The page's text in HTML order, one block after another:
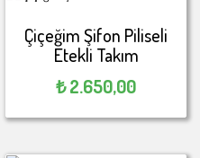
Çiçeğim Şifon Piliseli
Etekli Takım
₺2.650,00